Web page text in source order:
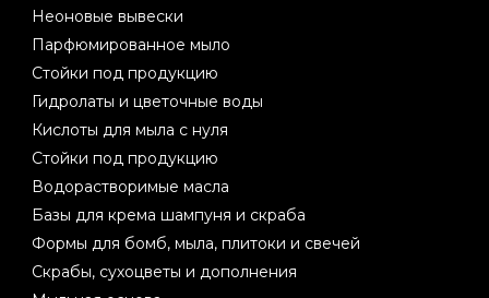
Неоновые вывески
Парфюмированное мыло
Стойки под продукцию
Гидролаты и цветочные воды
Кислоты для мыла с нуля
Стойки под продукцию
Водорастворимые масла
Базы для крема шампуня и скраба
Формы для бомб, мыла, плитоки и свечей
Скрабы, сухоцветы и дополнения